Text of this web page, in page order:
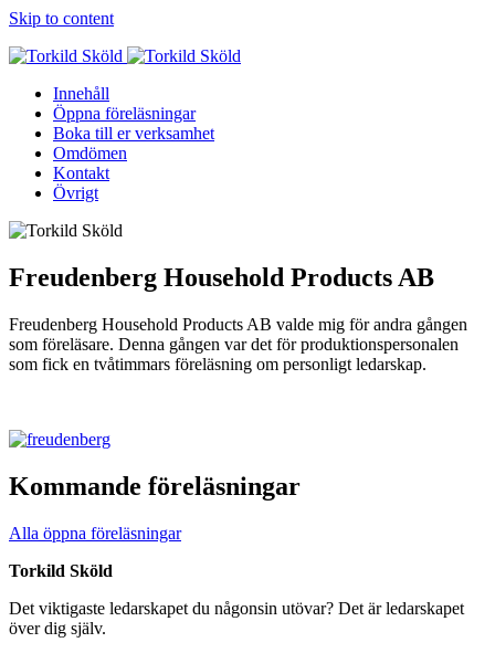
Skip to content
Innehåll
Öppna föreläsningar
Boka till er verksamhet
Omdömen
Kontakt
Övrigt
Freudenberg Household Products AB
Freudenberg Household Products AB valde mig för andra gången
som föreläsare. Denna gången var det för produktionspersonalen
som fick en tvåtimmars föreläsning om personligt ledarskap.
Kommande föreläsningar
Alla öppna föreläsningar
Torkild Sköld
Det viktigaste ledarskapet du någonsin utövar? Det är ledarskapet
över dig själv.